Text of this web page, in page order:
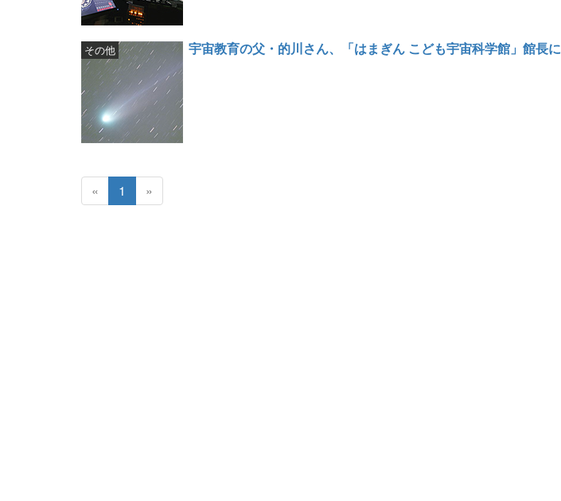
宇宙教育の父・的川さん、「はまぎん こども宇宙科学館」館長に
その他
« 1 »